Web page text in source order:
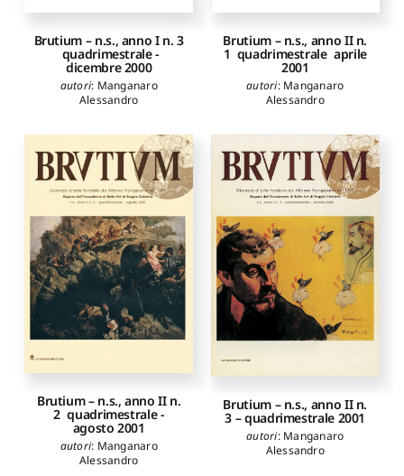
Brutium – n.s., anno I n. 3
­ quadrimestrale ­
dicembre 2000
autori: Manganaro
Alessandro
Brutium – n.s., anno II n.
1 ­ quadrimestrale ­ aprile
2001
autori: Manganaro
Alessandro
Brutium – n.s., anno II n.
2 ­ quadrimestrale ­
agosto 2001
autori: Manganaro
Alessandro
Brutium – n.s., anno II n.
3 – quadrimestrale 2001
autori: Manganaro
Alessandro